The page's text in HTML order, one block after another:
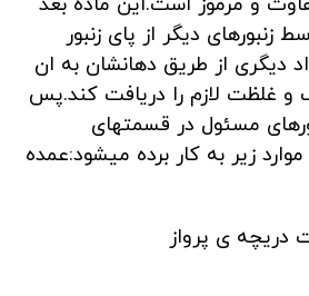
زنبورهای دیگر از پای زنبور
دیگری از طریق دهانشان به ان
و غلظت لازم را دریافت کند.پس
مسئول در قسمتهای
زیر به کار برده میشود:عمده